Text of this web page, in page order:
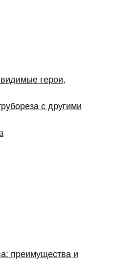
герои,
с другими
преимущества и